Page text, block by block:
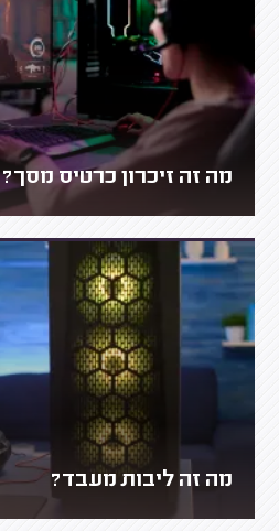
מה זה זיכרון כרטיס מסך?
מה זה ליבות מעבד?